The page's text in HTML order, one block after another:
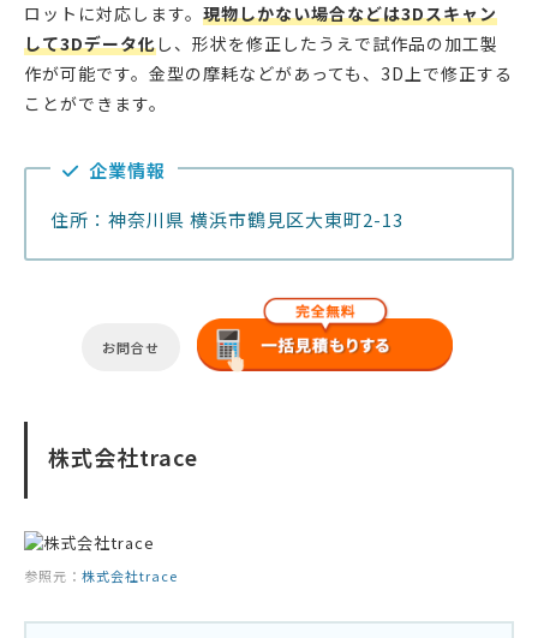
ロットに対応します。 現物しかない場合などは3Dスキャン
して3Dデータ化し、形状を修正したうえで試作品の加工製
作が可能です。金型の摩耗などがあっても、3D上で修正する
ことができます。
企業情報
住所：神奈川県 横浜市鶴見区大東町2-13
お問合せ
株式会社trace
参照元： 株式会社trace